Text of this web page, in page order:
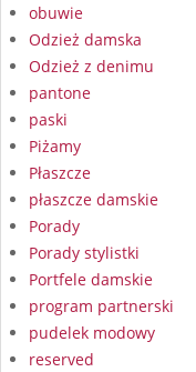
obuwie
Odzież damska
Odzież z denimu
pantone
paski
Piżamy
Płaszcze
płaszcze damskie
Porady
Porady stylistki
Portfele damskie
program partnerski
pudelek modowy
reserved